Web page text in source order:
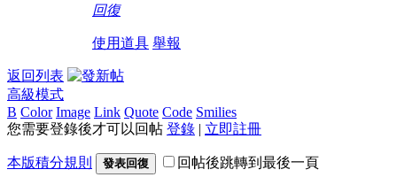
回復
使用道具 舉報
返回列表
高級模式
B Color Image Link Quote Code Smilies
您需要登錄後才可以回帖 登錄 | 立即註冊
本版積分規則 發表回復 回帖後跳轉到最後一頁